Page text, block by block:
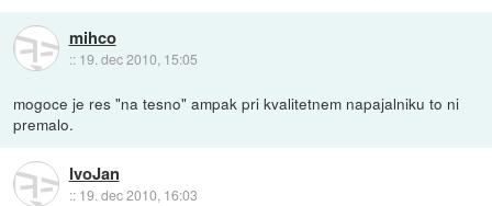
mihco
:: 19. dec 2010, 15:05
mogoce je res "na tesno" ampak pri kvalitetnem napajalniku to ni
premalo.
IvoJan
:: 19. dec 2010, 16:03